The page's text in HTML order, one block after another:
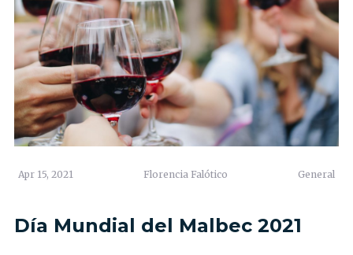
Apr 15, 2021 Florencia Falótico General
Día Mundial del Malbec 2021